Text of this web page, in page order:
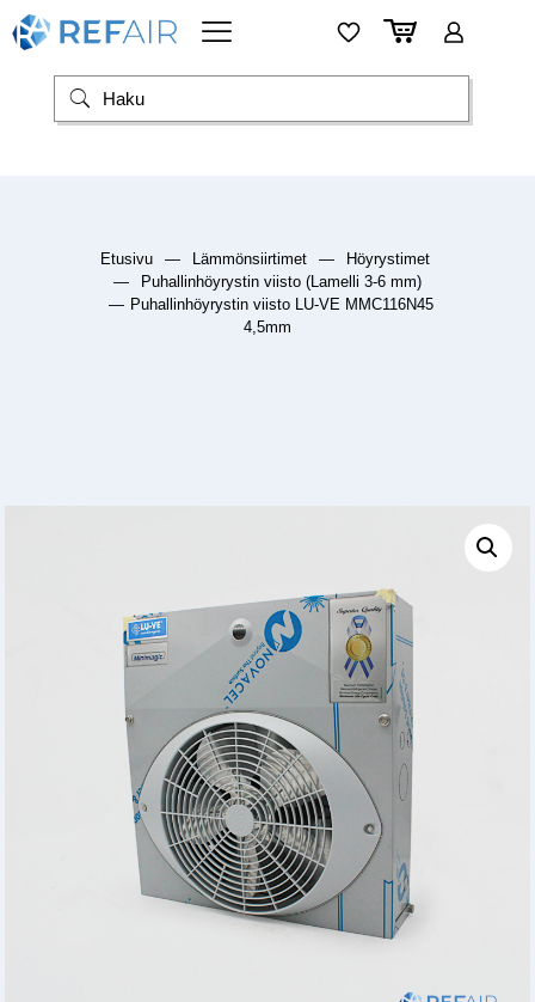
Etusivu — Lämmönsiirtimet —
Höyrystimet
—
Puhallinhöyrystin viisto (Lamelli 3-6 mm)
— Puhallinhöyrystin viisto LU-VE MMC116N45
4,5mm